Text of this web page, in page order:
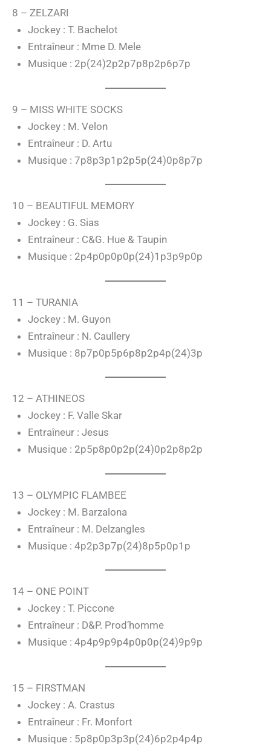
8 – ZELZARI
Jockey : T. Bachelot
Entraîneur : Mme D. Mele
Musique : 2p(24)2p2p7p8p2p6p7p
9 – MISS WHITE SOCKS
Jockey : M. Velon
Entraîneur : D. Artu
Musique : 7p8p3p1p2p5p(24)0p8p7p
10 – BEAUTIFUL MEMORY
Jockey : G. Sias
Entraîneur : C&G. Hue & Taupin
Musique : 2p4p0p0p0p(24)1p3p9p0p
11 – TURANIA
Jockey : M. Guyon
Entraîneur : N. Caullery
Musique : 8p7p0p5p6p8p2p4p(24)3p
12 – ATHINEOS
Jockey : F. Valle Skar
Entraîneur : Jesus
Musique : 2p5p8p0p2p(24)0p2p8p2p
13 – OLYMPIC FLAMBEE
Jockey : M. Barzalona
Entraîneur : M. Delzangles
Musique : 4p2p3p7p(24)8p5p0p1p
14 – ONE POINT
Jockey : T. Piccone
Entraîneur : D&P. Prod’homme
Musique : 4p4p9p9p4p0p0p(24)9p9p
15 – FIRSTMAN
Jockey : A. Crastus
Entraîneur : Fr. Monfort
Musique : 5p8p0p3p3p(24)6p2p4p4p